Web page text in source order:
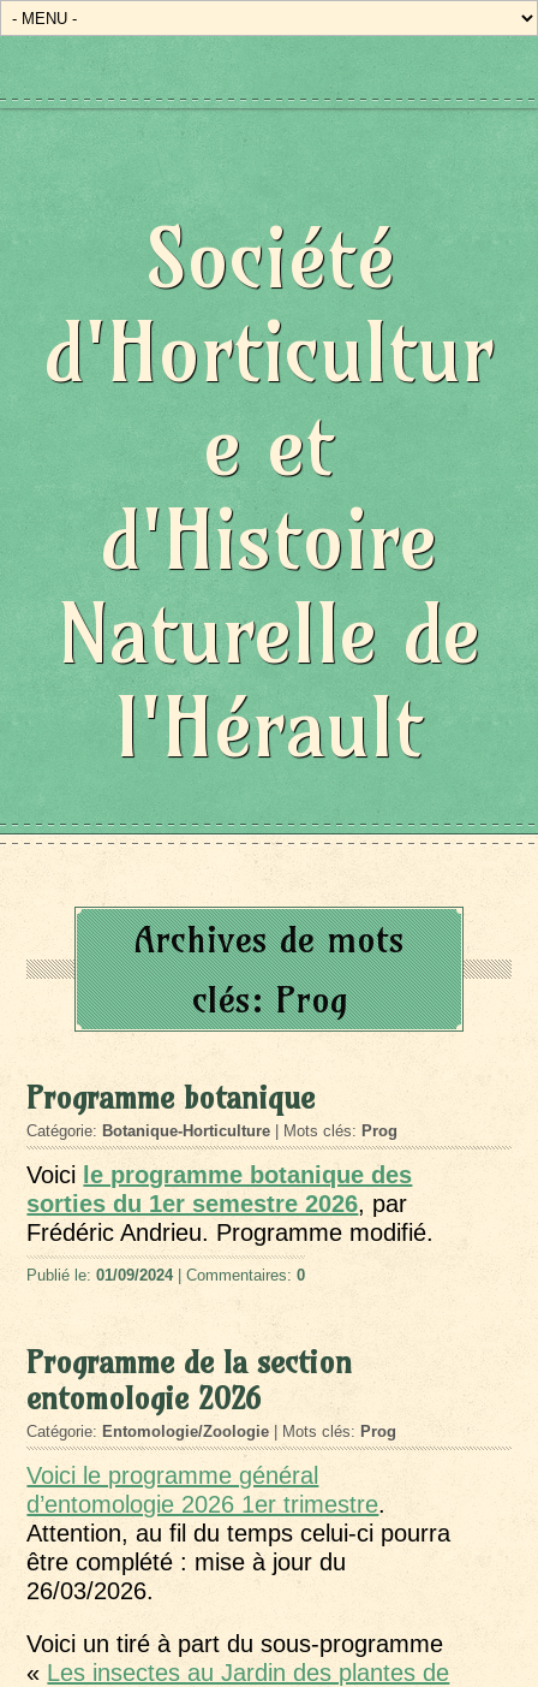
Société
d'Horticultur
e et
d'Histoire
Naturelle de
l'Hérault
Archives de mots
clés:Prog
Programme botanique
Catégorie: Botanique-Horticulture | Mots clés: Prog
Voici le programme botanique des
sorties du 1er semestre 2026, par
Frédéric Andrieu. Programme modifié.
Publié le:01/09/2024| Commentaires:0
Programme de la section
entomologie 2026
Catégorie: Entomologie/Zoologie | Mots clés: Prog
Voici le programme général
d’entomologie 2026 1er trimestre.
Attention, au fil du temps celui-ci pourra
être complété : mise à jour du
26/03/2026.
Voici un tiré à part du sous-programme
« Les insectes au Jardin des plantes de